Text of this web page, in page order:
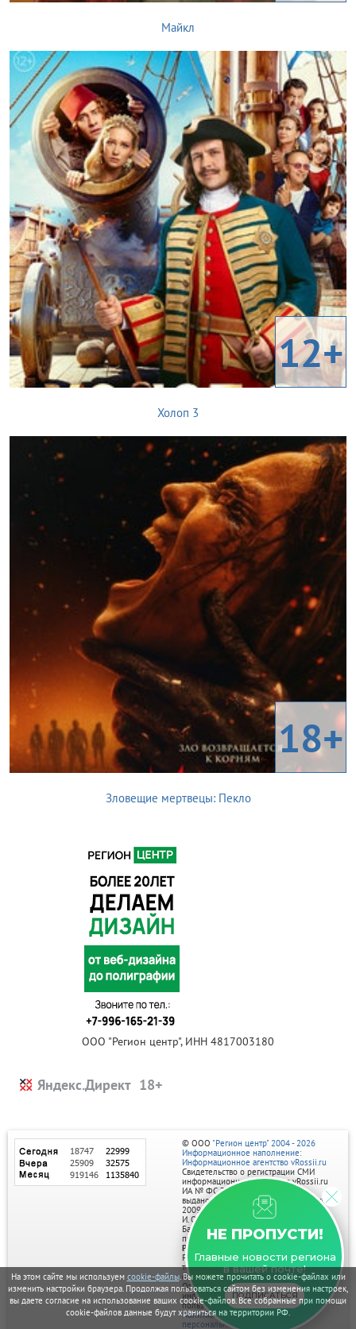
На этом сайте мы используем cookie-файлы. Вы можете прочитать о cookie-файлах или
изменить настройки браузера. Продолжая пользоваться сайтом без изменения настроек,
вы даете согласие на использование ваших cookie-файлов. Все собранные при помощи
cookie-файлов данные будут храниться на территории РФ.
Майкл
12+
Холоп 3
18+
Зловещие мертвецы: Пекло
ООО "Регион центр", ИНН 4817003180
Яндекс.Директ
НЕ ПРОПУСТИ!
Главные новости региона
в вашей почте!
ПОДПИСАТЬСЯ
© ООО "Регион центр" 2004 - 2026
Информационное наполнение:
Информационное агентство vRossii.ru
Свидетельство о регистрации СМИ
информационного агентства vRossii.ru
ИА № ФС 77‑35502
выдано РОСКОМНАДЗОРом 04 марта
2009г.
И. О. Главного редактора Нарыков А. Н.
Баннеры на портале размещаются на
правах рекламы.
Реклама на портале:
Рекламное агентство "Умный маркетинг"
тел. 7-910-267-70-40,
email: umnyy.marketing@yandex.ru
Отдельные публикации могут содержать
информацию, не предназначенную для
пользователей до 18 лет.
Политика в отношении обработки
персональных данных